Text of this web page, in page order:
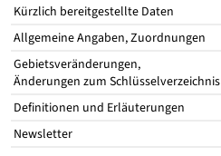
Kürzlich bereitgestellte Daten
Allgemeine Angaben, Zuordnungen
Gebietsveränderungen,
Änderungen zum Schlüsselverzeichnis
Definitionen und Erläuterungen
Newsletter